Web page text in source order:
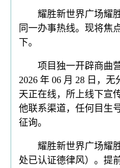
耀胜新世界广场耀胜
同一办事热线。现将焦
下。
项目独一开辟商曲营
2026 年 06 月 28 日，
天正在线，所上线下宣
他联系渠道，任何目生
征询。
耀胜新世界广场耀胜
处已认证德律风）。提